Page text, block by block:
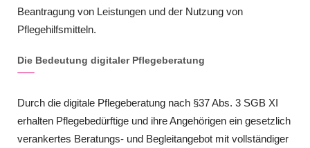
Beantragung von Leistungen und der Nutzung von
Pflegehilfsmitteln.
Die Bedeutung digitaler Pflegeberatung
Durch die digitale Pflegeberatung nach §37 Abs. 3 SGB XI
erhalten Pflegebedürftige und ihre Angehörigen ein gesetzlich
verankertes Beratungs- und Begleitangebot mit vollständiger